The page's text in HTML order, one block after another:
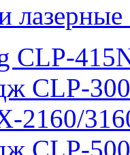
лазерные
CLP-
CLP-
2160/